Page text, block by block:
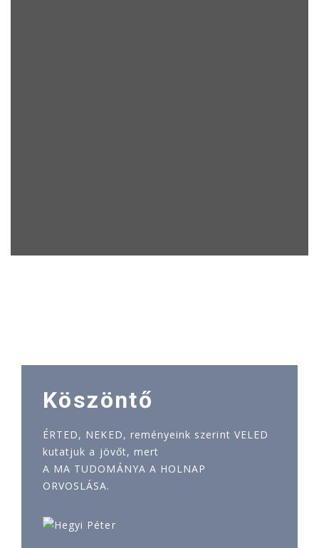
Köszöntő
ÉRTED, NEKED, reményeink szerint VELED
kutatjuk a jövőt, mert
A MA TUDOMÁNYA A HOLNAP
ORVOSLÁSA.